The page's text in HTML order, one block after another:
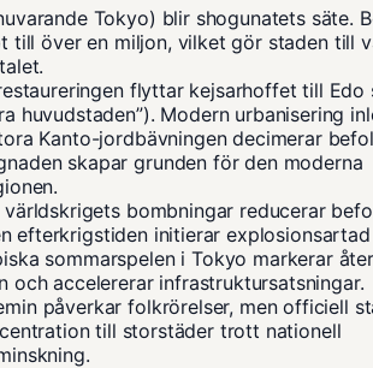
Tokyo) blir shogunatets säte.
till över en miljon, vilket gör staden till
flyttar kejsarhoffet till
huvudstaden”). Modern urbanisering
Kanto-jordbävningen decimerar
skapar grunden för den moderna
världskrigets bombningar reducerar
efterkrigstiden initierar
sommarspelen i Tokyo markerar
och accelererar infrastruktursatsningar.
påverkar folkrörelser, men officiell
till storstäder trott nationell